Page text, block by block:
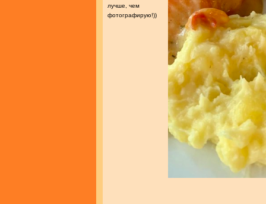
лучше, чем
фотографирую!))